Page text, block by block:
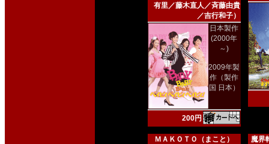
有里／藤木直人／斉藤由貴
／吉行和子）
日本製作
(2000年
～)
2009年製
作（製作
国 日本）
200円
ＭＡＫＯＴＯ（まこと）
魔界